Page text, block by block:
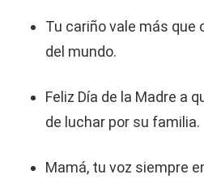
Tu cariño vale más que
del mundo.
Feliz Día de la Madre a
de luchar por su familia.
Mamá, tu voz siempre